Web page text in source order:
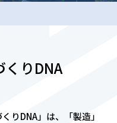
りDNA
りDNA」は、「製造」